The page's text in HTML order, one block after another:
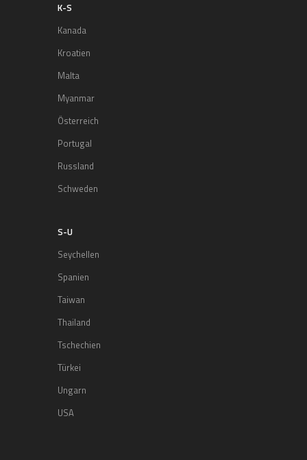
K-S
Kanada
Kroatien
Malta
Myanmar
Österreich
Portugal
Russland
Schweden
S-U
Seychellen
Spanien
Taiwan
Thailand
Tschechien
Türkei
Ungarn
USA